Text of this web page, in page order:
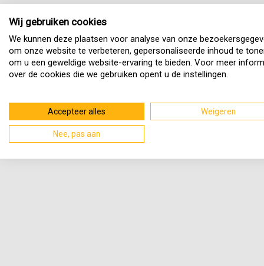
Wij gebruiken cookies
We kunnen deze plaatsen voor analyse van onze
om onze website te verbeteren, gepersonaliseerde inhoud te
om u een geweldige website-ervaring te bieden. Voor meer
over de cookies die we gebruiken opent u de instellingen.
Accepteer alles Weigeren
Nee, pas aan